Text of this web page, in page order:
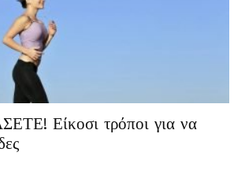
Είκοσι τρόποι για να